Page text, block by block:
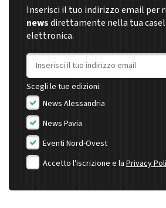
Inserisci il tuo indirizzo email per
newsdirettamente nella tua
elettronica.
Indirizzo email
Scegli le tue edizioni:
News Alessandria
News Pavia
Eventi Nord-Ovest
Accetto l'iscrizione e la Privacy